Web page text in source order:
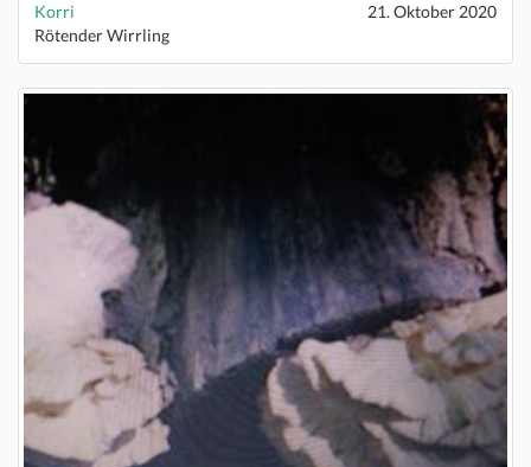
Korri
21. Oktober 2020
Rötender Wirrling